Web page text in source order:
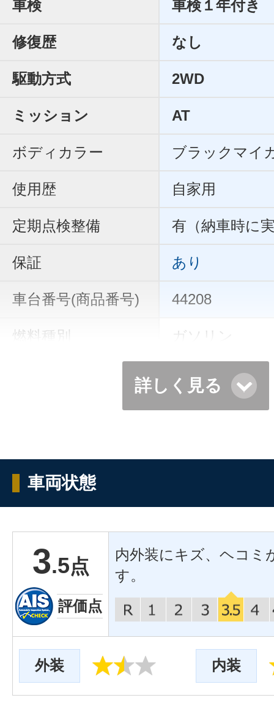
車検 車検１年付き
修復歴 なし
駆動方式 2WD
ミッション AT
ボディカラー ブラックマイ
使用歴 自家用
定期点検整備 有（納車時に
保証 あり
車台番号(商品番号) 44208
燃料種別 ガソリン
詳しく見る
車両状態
3.5点
評価点
内外装にキズ、ヘコミ
す。
外装 内装